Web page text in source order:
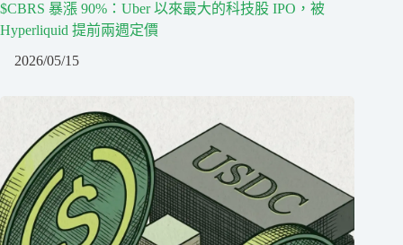
$CBRS 暴漲 90%：Uber 以來最大的科技股 IPO，被
Hyperliquid 提前兩週定價
2026/05/15